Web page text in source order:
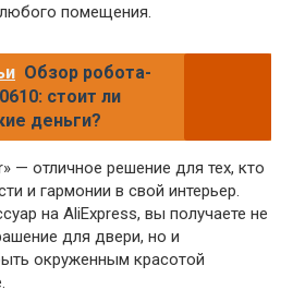
помещения.
Обзор робота-
стоит ли
деньги?
— отличное решение для тех, кто
и гармонии в свой интерьер.
на AliExpress, вы получаете не
для двери, но и
окруженным красотой